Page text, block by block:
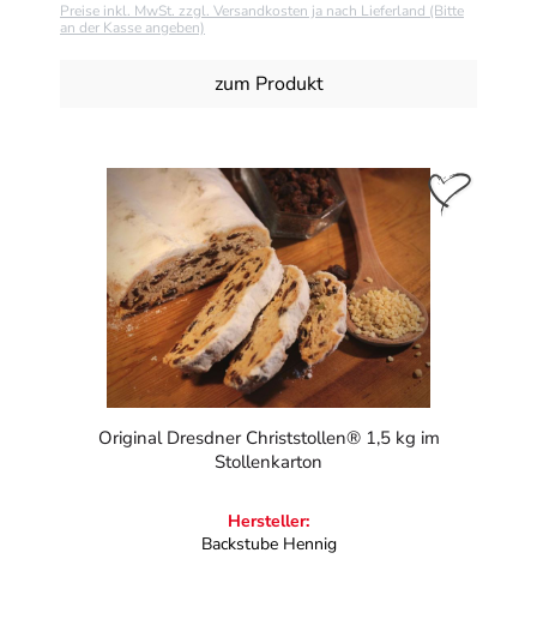
Preise inkl. MwSt. zzgl. Versandkosten ja nach Lieferland (Bitte
an der Kasse angeben)
zum Produkt
Original Dresdner Christstollen® 1,5 kg im
Stollenkarton
Hersteller:
Backstube Hennig